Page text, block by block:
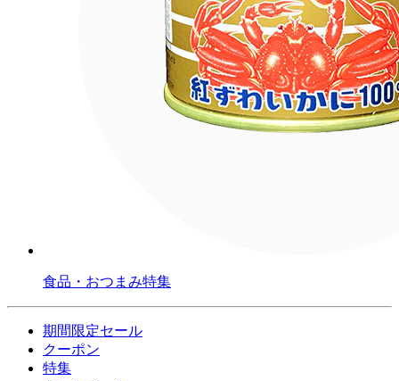
食品・おつまみ特集
期間限定セール
クーポン
特集